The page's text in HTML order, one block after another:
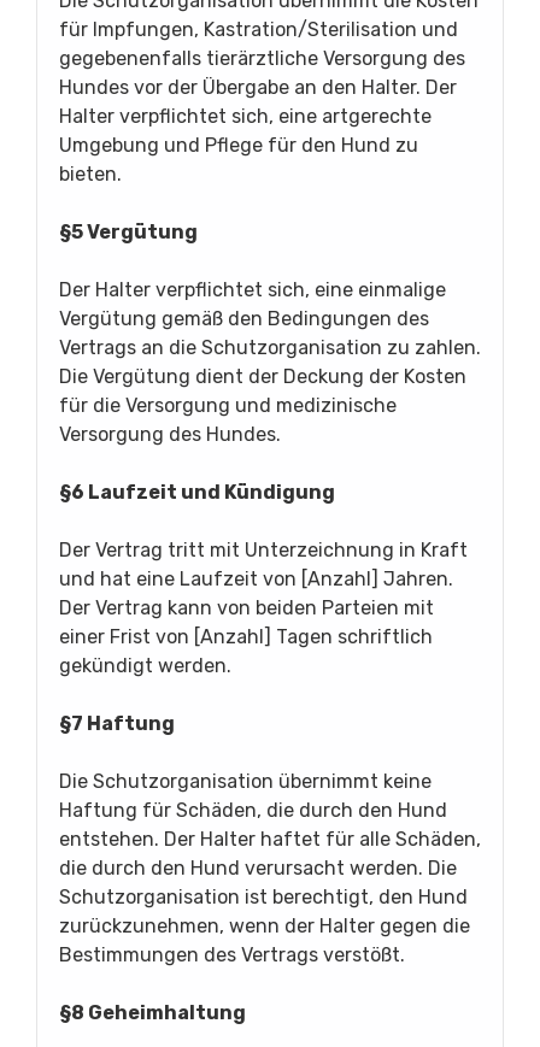
für Impfungen, Kastration/Sterilisation und
gegebenenfalls tierärztliche Versorgung des
Hundes vor der Übergabe an den Halter. Der
Halter verpflichtet sich, eine artgerechte
Umgebung und Pflege für den Hund zu
bieten.
§5 Vergütung
Der Halter verpflichtet sich, eine einmalige
Vergütung gemäß den Bedingungen des
Vertrags an die Schutzorganisation zu zahlen.
Die Vergütung dient der Deckung der Kosten
für die Versorgung und medizinische
Versorgung des Hundes.
§6 Laufzeit und Kündigung
Der Vertrag tritt mit Unterzeichnung in Kraft
und hat eine Laufzeit von [Anzahl] Jahren.
Der Vertrag kann von beiden Parteien mit
einer Frist von [Anzahl] Tagen schriftlich
gekündigt werden.
§7 Haftung
Die Schutzorganisation übernimmt keine
Haftung für Schäden, die durch den Hund
entstehen. Der Halter haftet für alle Schäden,
die durch den Hund verursacht werden. Die
Schutzorganisation ist berechtigt, den Hund
zurückzunehmen, wenn der Halter gegen die
Bestimmungen des Vertrags verstößt.
§8 Geheimhaltung